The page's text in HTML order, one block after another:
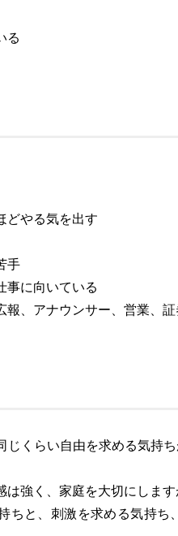
る
どやる気を出す
手
事に向いている
報、アナウンサー、営業、
じくらい自由を求める気持
強く、家庭を大切にしま
ちと、刺激を求める気持ち